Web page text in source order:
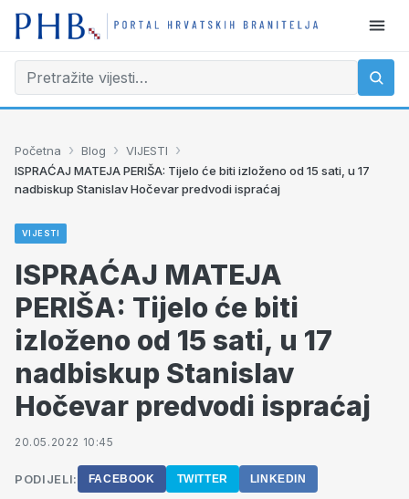
Početna › Blog › VIJESTI ›
ISPRAĆAJ MATEJA PERIŠA: Tijelo će biti izloženo od 15 sati, u 17
nadbiskup Stanislav Hočevar predvodi ispraćaj
VIJESTI
ISPRAĆAJ MATEJA
PERIŠA: Tijelo će biti
izloženo od 15 sati, u 17
nadbiskup Stanislav
Hočevar predvodi ispraćaj
20.05.2022 10:45
PODIJELI: FACEBOOK TWITTER LINKEDIN